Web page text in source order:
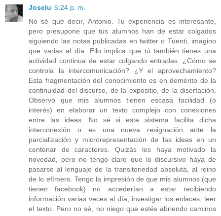
Joselu 5:24 p. m.
No sé qué decir, Antonio. Tu experiencia es interesante,
pero presupone que tus alumnos han de estar colgados
siguiendo las notas publicadas en twitter o Tuenti, imagino
que varias al día. Ello implica que tú también tienes una
actividad continua de estar colgando entradas. ¿Cómo se
controla la intercomunicación? ¿Y el aprovechamiento?
Esta fragmentación del conocimiento es en demérito de la
continuidad del discurso, de la expositio, de la disertación.
Observo que mis alumnos tienen escasa facilidad (o
interés) en elaborar un texto complejo con conexiones
entre las ideas. No sé si este sistema facilita dicha
interconexión o es una nueva resignación ante la
parcialización y microrepresentación de las ideas en un
centenar de caracteres. Quizás les haya motivado la
novedad, pero no tengo claro que lo discursivo haya de
pasarse al lenguaje de la transitoriedad absoluta, al reino
de lo efímero. Tengo la impresión de que mis alumnos (que
tienen facebook) no accederían a estar recibiendo
información varias veces al día, investigar los enlaces, leer
el texto. Pero no sé, no niego que estés abriendo caminos